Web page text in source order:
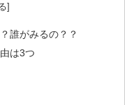
誰がみるの？？
は3つ